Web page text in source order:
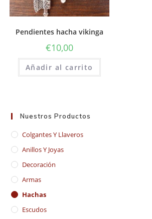
Pendientes hacha vikinga
€10,00
Añadir al carrito
Nuestros Productos
Colgantes Y Llaveros
Anillos Y Joyas
Decoración
Armas
Hachas
Escudos